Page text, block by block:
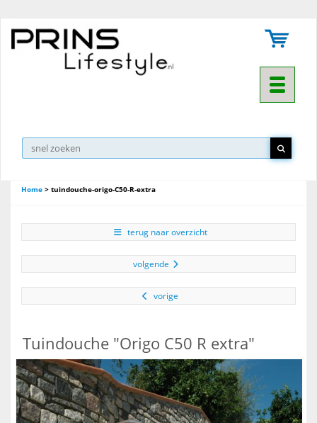
Toggle
Home > tuindouche-origo-C50-R-extra
terug naar overzicht
volgende
vorige
Tuindouche "Origo C50 R extra"